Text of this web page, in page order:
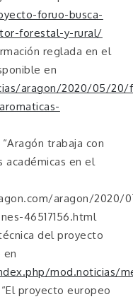
foruo-busca-
forestal-y-rural/
reglada en el
en
aragon/2020/05/20/
trabaja con
académicas en el
aragon/2020/
46517156.html
del proyecto
en
mod.noticias/
proyecto europeo